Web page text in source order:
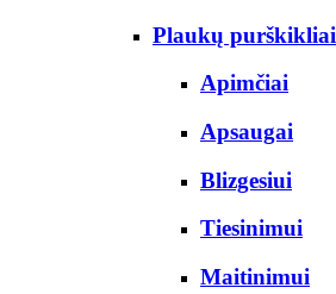
Plaukų purškikliai
Apimčiai
Apsaugai
Blizgesiui
Tiesinimui
Maitinimui